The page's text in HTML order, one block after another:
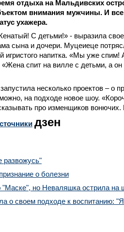
отдыха на Мальдивских
внимания мужчины. И
ухажера.
С детьми!» - выразила свое
сына и дочери. Муцеиеце
игристого напитка. «Мы уже
спит на вилле с детьми, а
несколько проектов – о
на подходе новое шоу.
про изменщиков вонючих.
дзен
развожусь"
о болезни
"Маске", но Неваляшка острила
о своем подходе к воспитанию: